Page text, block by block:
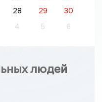
28 29
30
4 5 6
людей